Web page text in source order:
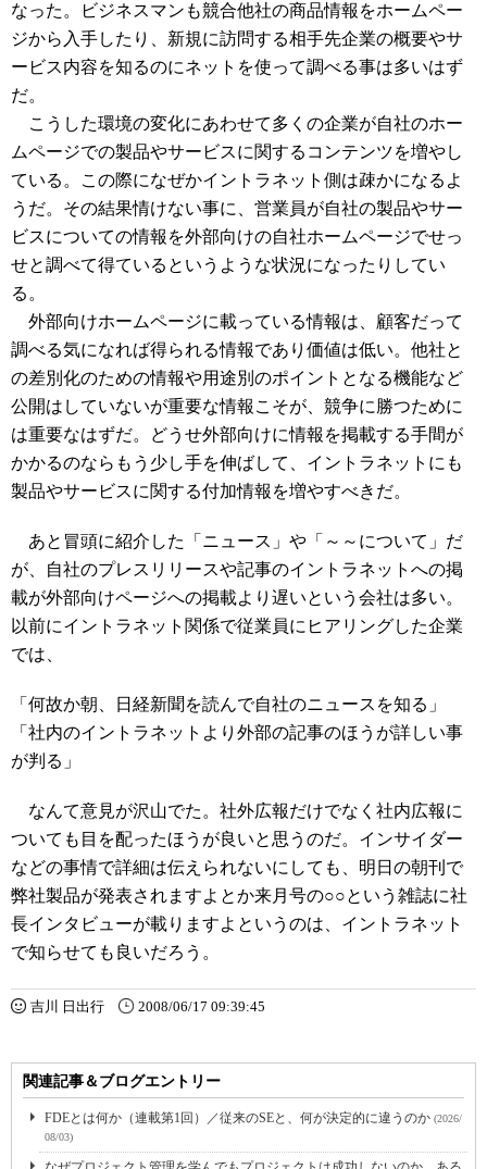
なった。ビジネスマンも競合他社の商品情報をホームペー
ジから入手したり、新規に訪問する相手先企業の概要やサ
ービス内容を知るのにネットを使って調べる事は多いはず
だ。
こうした環境の変化にあわせて多くの企業が自社のホー
ムページでの製品やサービスに関するコンテンツを増やし
ている。この際になぜかイントラネット側は疎かになるよ
うだ。その結果情けない事に、営業員が自社の製品やサー
ビスについての情報を外部向けの自社ホームページでせっ
せと調べて得ているというような状況になったりしてい
る。
外部向けホームページに載っている情報は、顧客だって
調べる気になれば得られる情報であり価値は低い。他社と
の差別化のための情報や用途別のポイントとなる機能など
公開はしていないが重要な情報こそが、競争に勝つために
は重要なはずだ。どうせ外部向けに情報を掲載する手間が
かかるのならもう少し手を伸ばして、イントラネットにも
製品やサービスに関する付加情報を増やすべきだ。
あと冒頭に紹介した「ニュース」や「～～について」だ
が、自社のプレスリリースや記事のイントラネットへの掲
載が外部向けページへの掲載より遅いという会社は多い。
以前にイントラネット関係で従業員にヒアリングした企業
では、
「何故か朝、日経新聞を読んで自社のニュースを知る」
「社内のイントラネットより外部の記事のほうが詳しい事
が判る」
なんて意見が沢山でた。社外広報だけでなく社内広報に
ついても目を配ったほうが良いと思うのだ。インサイダー
などの事情で詳細は伝えられないにしても、明日の朝刊で
弊社製品が発表されますよとか来月号の○○という雑誌に社
長インタビューが載りますよというのは、イントラネット
で知らせても良いだろう。
吉川 日出行 2008/06/17 09:39:45
関連記事＆ブログエントリー
FDEとは何か（連載第1回）／従来のSEと、何が決定的に違うのか (2026/
08/03)